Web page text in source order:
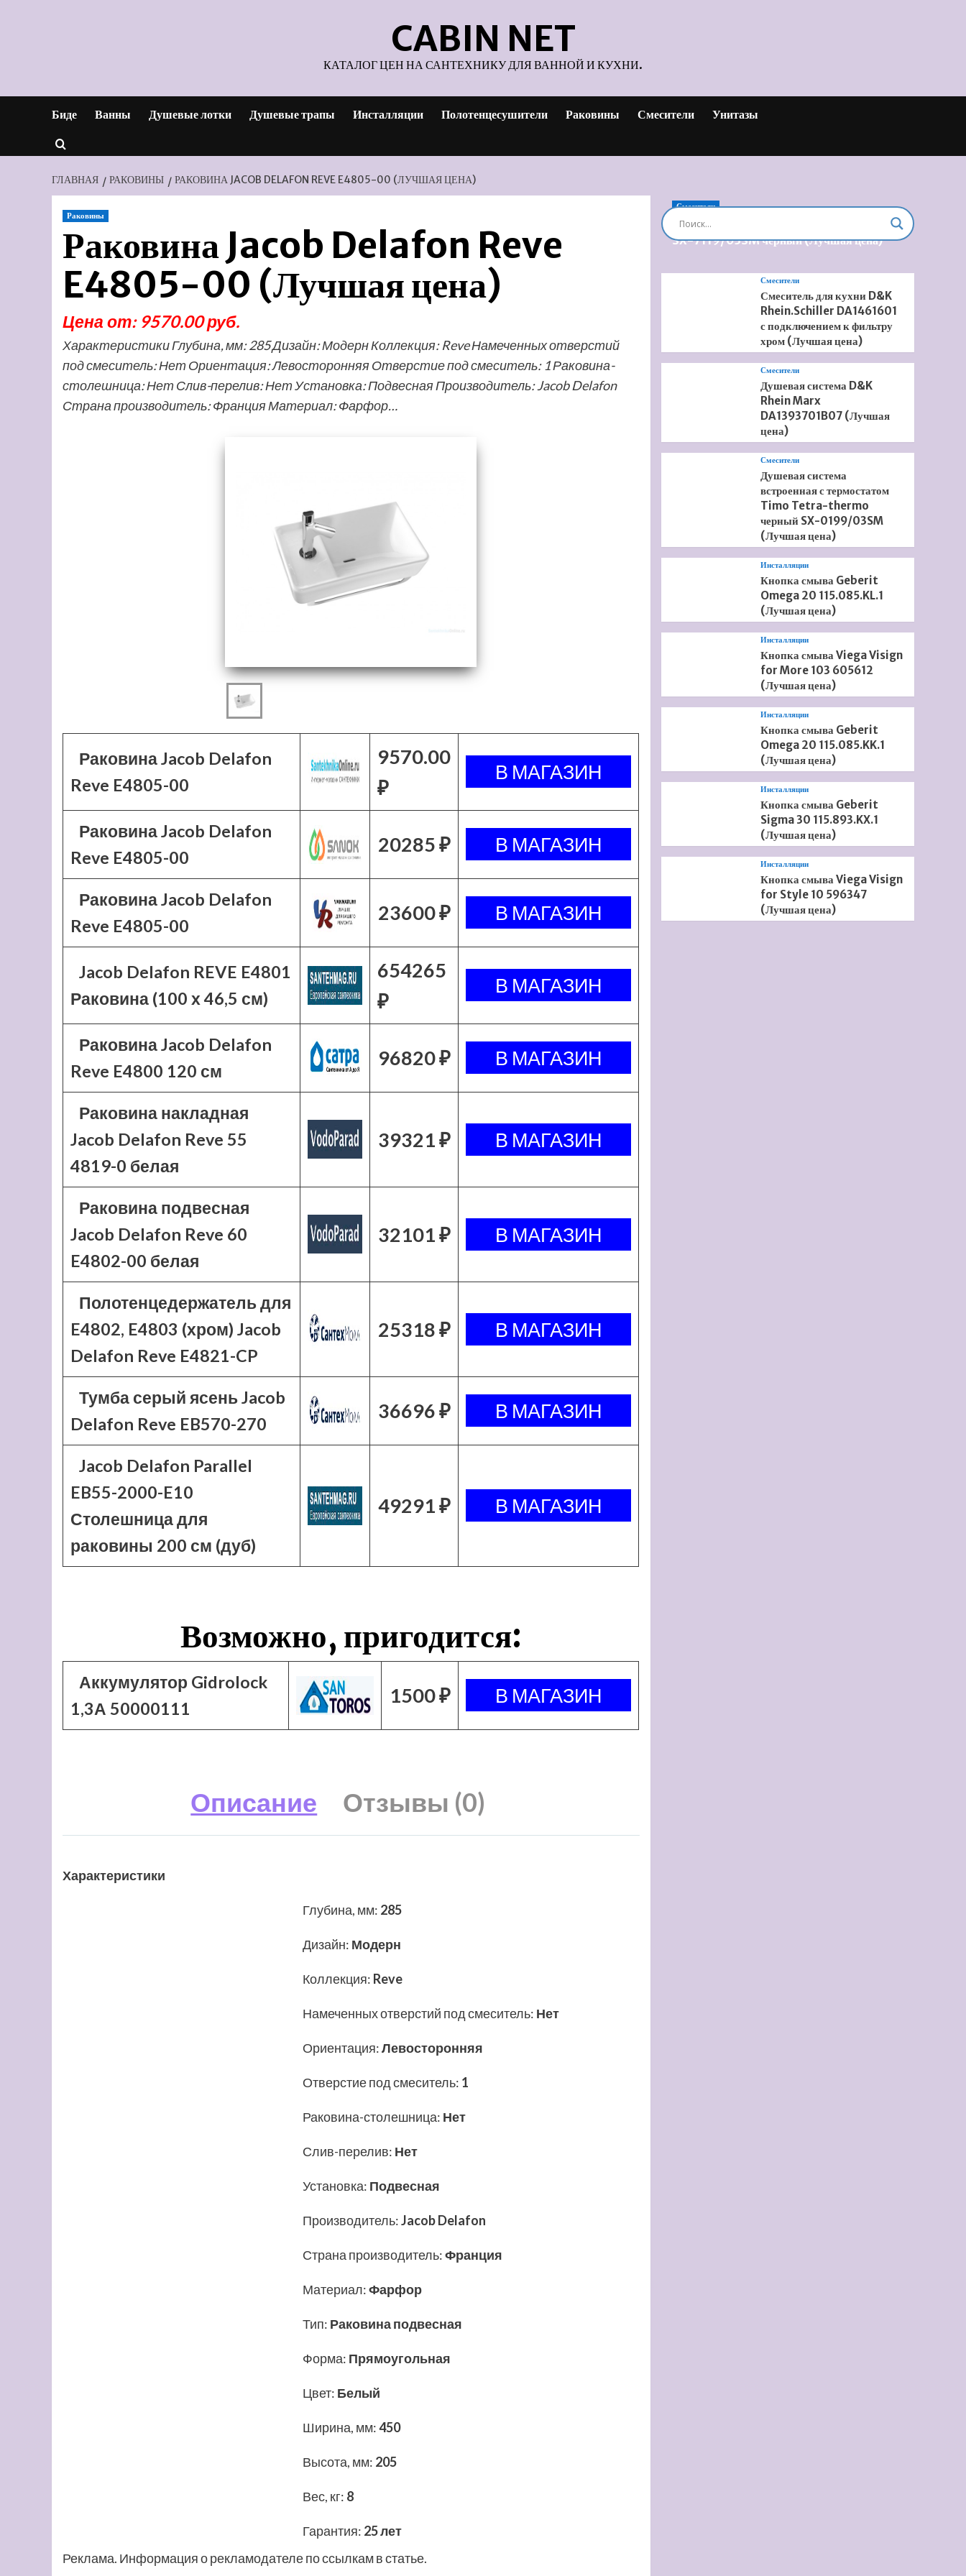
CABIN NET
КАТАЛОГ ЦЕН НА САНТЕХНИКУ ДЛЯ ВАННОЙ И КУХНИ.
Биде Ванны Душевые лотки Душевые трапы Инсталляции Полотенцесушители Раковины Смесители Унитазы
ГЛАВНАЯ РАКОВИНЫ РАКОВИНА JACOB DELAFON REVE E4805-00 (ЛУЧШАЯ ЦЕНА)
Раковины
Раковина Jacob Delafon Reve
E4805-00 (Лучшая цена)
Цена от: 9570.00 руб.
Характеристики Глубина, мм: 285 Дизайн: Модерн Коллекция: Reve Намеченных отверстий
под смеситель: Нет Ориентация: Левосторонняя Отверстие под смеситель: 1 Раковина-
столешница: Нет Слив-перелив: Нет Установка: Подвесная Производитель: Jacob Delafon
Страна производитель: Франция Материал: Фарфор…
Раковина Jacob Delafon
Reve E4805-00
9570.00
₽
Раковина Jacob Delafon
Reve E4805-00
20285 ₽
Раковина Jacob Delafon
Reve E4805-00
23600 ₽
Jacob Delafon REVE E4801
Раковина (100 х 46,5 см)
654265
₽
Раковина Jacob Delafon
Reve E4800 120 см
96820 ₽
Раковина накладная
Jacob Delafon Reve 55
4819-0 белая
39321 ₽
Раковина подвесная
Jacob Delafon Reve 60
E4802-00 белая
32101 ₽
Полотенцедержатель для
E4802, E4803 (хром) Jacob
Delafon Reve E4821-CP
25318 ₽
Тумба серый ясень Jacob
Delafon Reve EB570-270
36696 ₽
Jacob Delafon Parallel
EB55-2000-E10
Столешница для
раковины 200 см (дуб)
49291 ₽
Возможно, пригодится:
Аккумулятор Gidrolock
1,3А 50000111
1500 ₽
Описание Отзывы (0)
Характеристики
Глубина, мм: 285
Дизайн: Модерн
Коллекция: Reve
Намеченных отверстий под смеситель: Нет
Ориентация:Левосторонняя
Отверстие под смеситель: 1
Раковина-столешница: Нет
Слив-перелив: Нет
Установка: Подвесная
Производитель:Jacob Delafon
Страна производитель:Франция
Материал:Фарфор
Тип: Раковина подвесная
Форма: Прямоугольная
Цвет: Белый
Ширина, мм:450
Высота, мм: 205
Вес, кг: 8
Гарантия: 25 лет
Реклама. Информация о рекламодателе по ссылкам в статье.
Смесители
Душевая система встроенная Timo Briana
SX-7119/03SM черный (Лучшая цена)
Смесители
Смеситель для кухни D&K
Rhein.Schiller DA1461601
с подключением к фильтру
хром (Лучшая цена)
Смесители
Душевая система D&K
Rhein Marx
DA1393701B07 (Лучшая
цена)
Смесители
Душевая система
встроенная с термостатом
Timo Tetra-thermo
черный SX-0199/03SM
(Лучшая цена)
Инсталляции
Кнопка смыва Geberit
Omega 20 115.085.KL.1
(Лучшая цена)
Инсталляции
Кнопка смыва Viega Visign
for More 103 605612
(Лучшая цена)
Инсталляции
Кнопка смыва Geberit
Omega 20 115.085.KK.1
(Лучшая цена)
Инсталляции
Кнопка смыва Geberit
Sigma 30 115.893.KX.1
(Лучшая цена)
Инсталляции
Кнопка смыва Viega Visign
for Style 10 596347
(Лучшая цена)